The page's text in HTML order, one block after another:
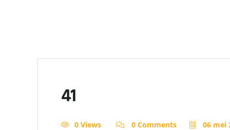
41
0 Views 0 Comments 06 mei